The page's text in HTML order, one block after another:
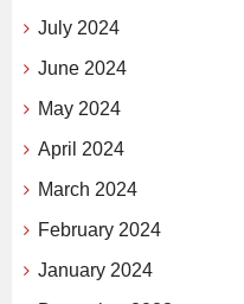
July 2024
June 2024
May 2024
April 2024
March 2024
February 2024
January 2024